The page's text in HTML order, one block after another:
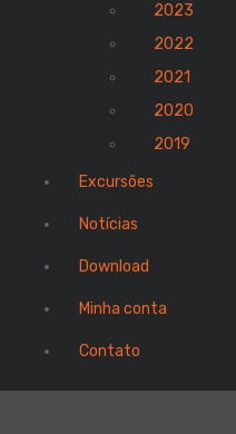
2023
2022
2021
2020
2019
Excursões
Notícias
Download
Minha conta
Contato